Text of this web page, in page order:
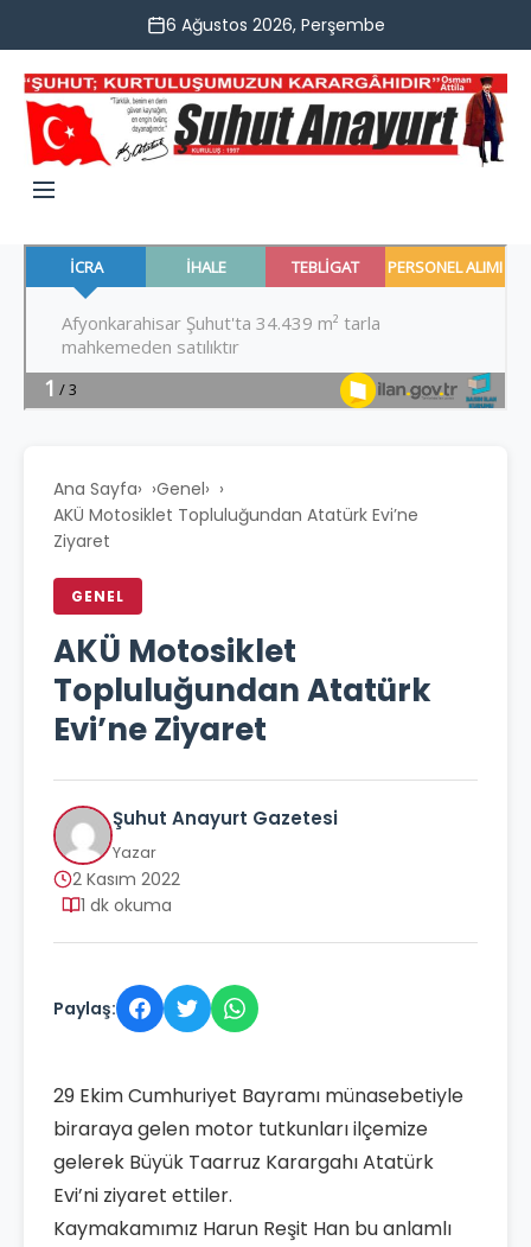
6 Ağustos 2026, Perşembe
Ana Sayfa› Genel›
AKÜ Motosiklet Topluluğundan Atatürk Evi’ne
Ziyaret
GENEL
AKÜ Motosiklet
Topluluğundan Atatürk
Evi’ne Ziyaret
Şuhut Anayurt Gazetesi
Yazar
2 Kasım 2022
1 dk okuma
Paylaş:
29 Ekim Cumhuriyet Bayramı münasebetiyle
biraraya gelen motor tutkunları ilçemize
gelerek Büyük Taarruz Karargahı Atatürk
Evi’ni ziyaret ettiler.
Kaymakamımız Harun Reşit Han bu anlamlı